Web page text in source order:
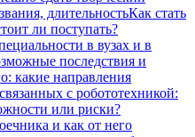
длительностьКак стать
ли поступать?
в вузах и в
последствия и
какие направления
с робототехникой:
или риски?
и как от него